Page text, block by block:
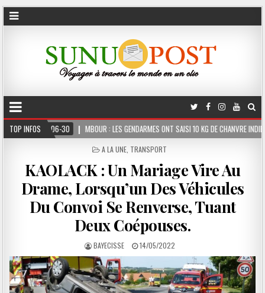
TOP INFOS
: LES GENDARMES ONT SAISI 10 KG DE CHANVRE INDIEN DISSIMULÉS DANS LE
POSTED
A LA UNE TRANSPORT
KAOLACK : Un Mariage Vire Au
Drame, Lorsqu’un Des Véhicules
Du Convoi Se Renverse, Tuant
Deux Coépouses.
BAYECISSE 14/05/2022